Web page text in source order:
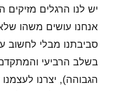
יש לנו הרגלים מזיקים
אנחנו עושים משהו
סביבתנו מבלי לחשוב
בשלב הרביעי
הגבוהה), יצרנו